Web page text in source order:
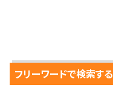
フリーワードで検索する